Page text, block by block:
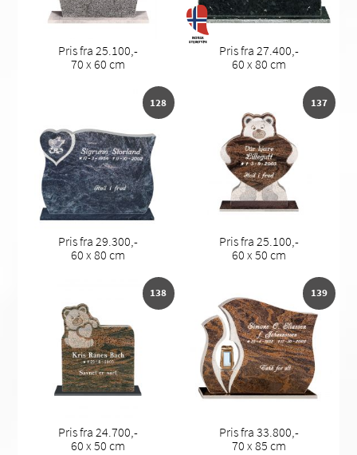
Pris fra 25.100,-
70 x 60 cm
Pris fra 27.400,-
60 x 80 cm
128
Pris fra 29.300,-
60 x 80 cm
137
Pris fra 25.100,-
60 x 50 cm
138
Pris fra 24.700,-
60 x 50 cm
139
Pris fra 33.800,-
70 x 85 cm